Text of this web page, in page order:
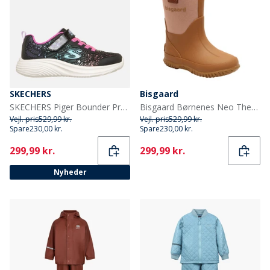
SKECHERS
SKECHERS Piger Bounder Pro Sneakers Sort
Vejl. pris529,99 kr.
Spare230,00 kr.
Current
299,99 kr.
Nyheder
Bisgaard
Bisgaard Børnenes Neo Thermo Gummistøvler Nud
Vejl. pris529,99 kr.
Spare230,00 kr.
Current
299,99 kr.